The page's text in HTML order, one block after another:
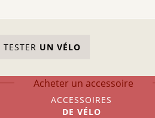
TESTER UN VÉLO
Acheter un accessoire
ACCESSOIRES
DE VÉLO